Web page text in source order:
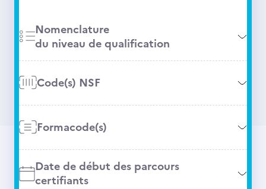
Nomenclature
du niveau de qualification
Code(s) NSF
Formacode(s)
Date de début des parcours
certifiants